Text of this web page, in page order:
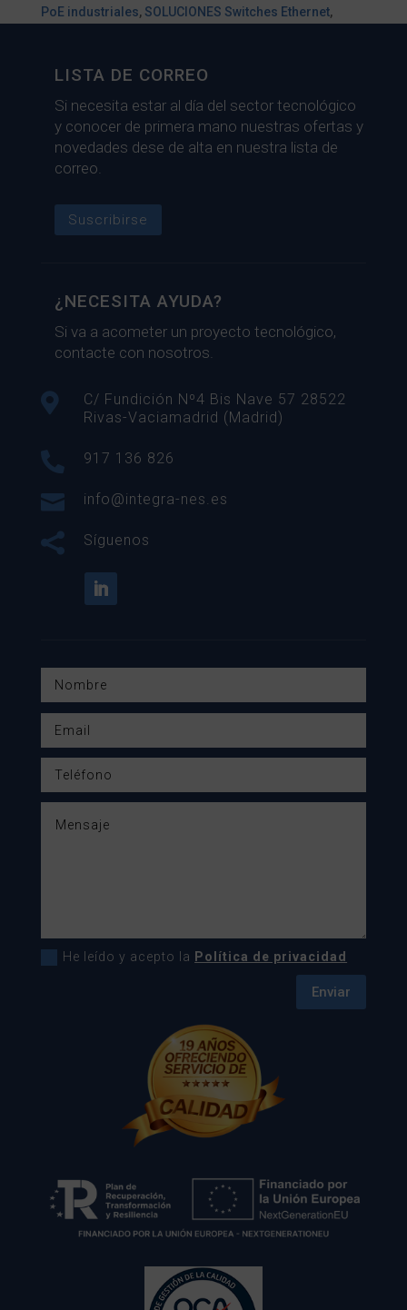
PoE industriales, SOLUCIONES Switches Ethernet,
LISTA DE CORREO
Si necesita estar al día del sector tecnológico
y conocer de primera mano nuestras ofertas y
novedades dese de alta en nuestra lista de
correo.
Suscribirse
¿NECESITA AYUDA?
Si va a acometer un proyecto tecnológico,
contacte con nosotros.

C/ Fundición Nº4 Bis Nave 57 28522
Rivas-Vaciamadrid (Madrid)
 917 136 826
 info@integra-nes.es
 Síguenos
He leído y acepto la Política de privacidad
Enviar